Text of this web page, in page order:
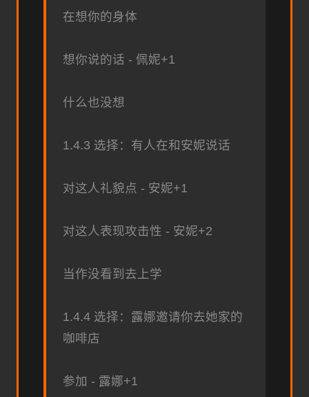
在想你的身体
想你说的话 - 佩妮+1
什么也没想
1.4.3 选择：有人在和安妮说话
对这人礼貌点 - 安妮+1
对这人表现攻击性 - 安妮+2
当作没看到去上学
1.4.4 选择：露娜邀请你去她家的
咖啡店
参加 - 露娜+1